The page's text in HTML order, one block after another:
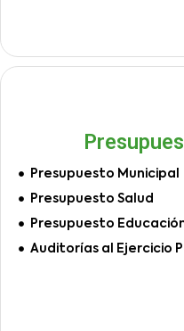
Presupuesto Municipal
Presupuesto Salud
Presupuesto
Auditorías al Ejercicio